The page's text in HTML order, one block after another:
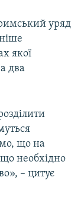
уряд
якої
два
що на
необхідно
– цитує